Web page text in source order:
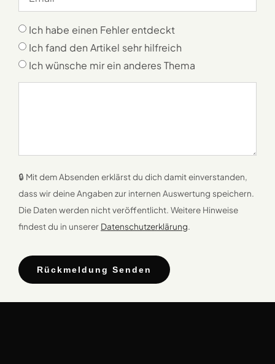
Ich habe einen Fehler entdeckt
Ich fand den Artikel sehr hilfreich
Ich wünsche mir ein anderes Thema
🔒 Mit dem Absenden erklärst du dich damit einverstanden,
dass wir deine Angaben zur internen Auswertung speichern.
Die Daten werden nicht veröffentlicht. Weitere Hinweise
findest du in unserer Datenschutzerklärung.
Rückmeldung Senden